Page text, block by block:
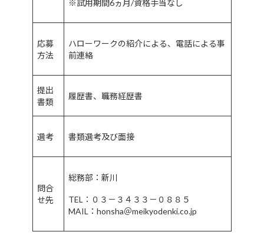
※試用期間6ヵ月/資格手当なし
応募
方法
ハローワークの紹介による、電話による事
前連絡
提出
書類
履歴書、職務経歴書
選考 書類選考及び面接
問合
せ先
総務部：新川
TEL：０３－３４３３－０８８５
MAIL：honsha＠meikyodenki.co.jp